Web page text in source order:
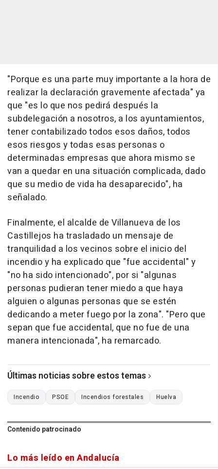
"Porque es una parte muy importante a la hora de
realizar la declaración gravemente afectada" ya
que "es lo que nos pedirá después la
subdelegación a nosotros, a los ayuntamientos,
tener contabilizado todos esos daños, todos
esos riesgos y todas esas personas o
determinadas empresas que ahora mismo se
van a quedar en una situación complicada, dado
que su medio de vida ha desaparecido", ha
señalado.
Finalmente, el alcalde de Villanueva de los
Castillejos ha trasladado un mensaje de
tranquilidad a los vecinos sobre el inicio del
incendio y ha explicado que "fue accidental" y
"no ha sido intencionado", por si "algunas
personas pudieran tener miedo a que haya
alguien o algunas personas que se estén
dedicando a meter fuego por la zona". "Pero que
sepan que fue accidental, que no fue de una
manera intencionada", ha remarcado.
Últimas noticias sobre estos temas
Incendio PSOE Incendios forestales Huelva
Contenido patrocinado
Lo más leído en Andalucía